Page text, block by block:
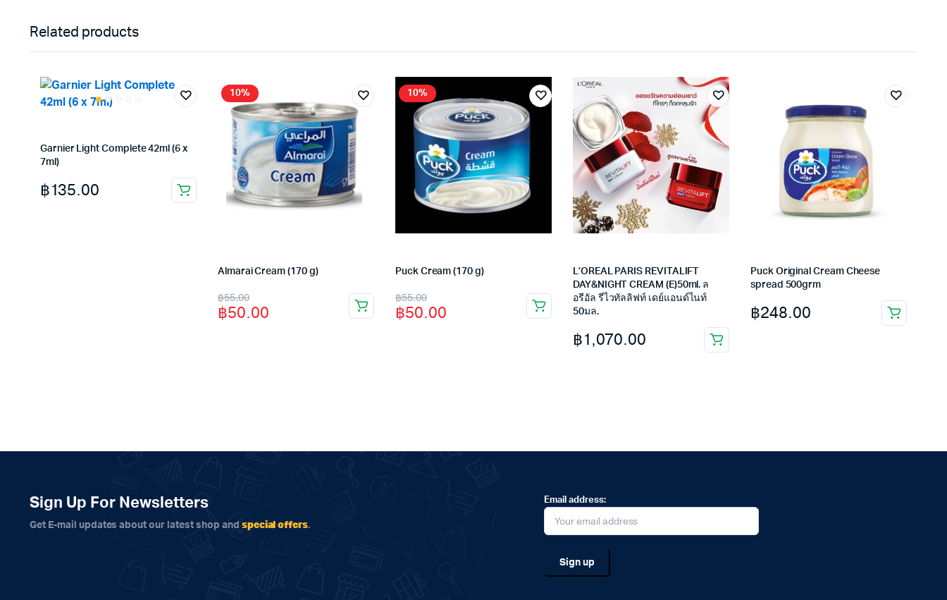
Related products
Garnier Light Complete 42ml (6 x
7ml)
฿135.00
10%
Almarai Cream (170 g)
฿55.00
Original
price
฿50.00
Current
price
10%
Puck Cream (170 g)
฿55.00
Original
price
฿50.00
Current
price
L’OREAL PARIS REVITALIFT
DAY&NIGHT CREAM (E)50ml. ล
อรีอัล รีไวทัลลิฟท์ เดย์แอนด์ไนท์
50มล.
฿1,070.00
Puck Original Cream Cheese
spread 500grm
฿248.00
Sign Up For Newsletters
Get E-mail updates about our latest shop and special offers.
Email address: